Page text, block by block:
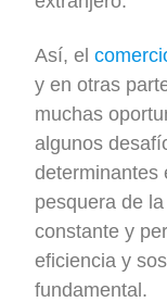
Así, el
y en otras
muchas
algunos
determinantes
pesquera de
constante y
eficiencia y
fundamental.